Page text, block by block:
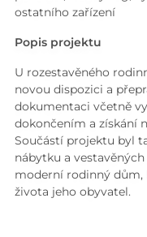
ostatního zařízení
Popis projektu
U rozestavěného
novou dispozici a
dokumentaci včetně
dokončením a získání
Součástí projektu byl
nábytku a
moderní rodinný dům,
života jeho obyvatel.